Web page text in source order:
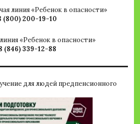
линия «Ребенок в опасности»
(800) 200-19-10
«Ребенок в опасности»
(846) 339-12-88
для людей предпенсионного